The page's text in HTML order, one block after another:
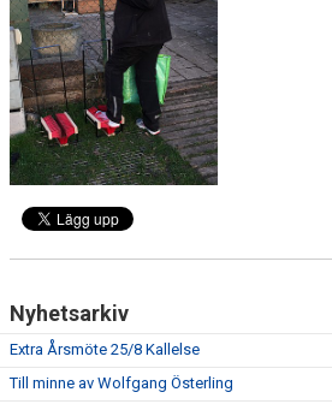
ÖVRIGT
ENGLISH
WEBSHOP
ANTIDOPING
LIU GYMNASIUM-RUGBY
Nyhetsarkiv
Extra Årsmöte 25/8 Kallelse
Till minne av Wolfgang Österling